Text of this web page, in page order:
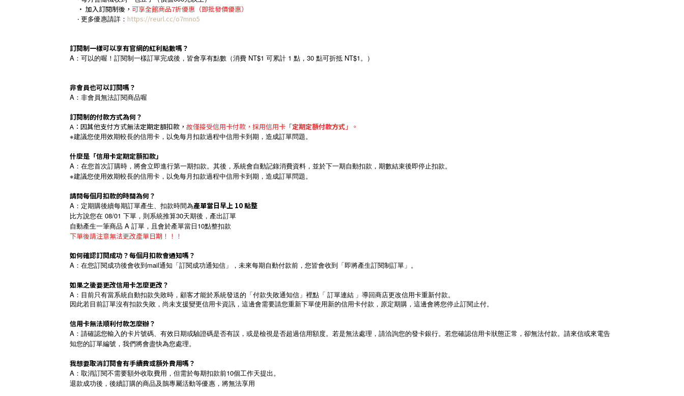
‧ 加入訂閱制後， 可享全館商品7折優惠（即批發價優惠）
‧ 更多優惠請詳： https://reurl.cc/o7mno5
訂閱制一樣可以享有官網的紅利點數嗎？
A：可以的喔！訂閱制一樣訂單完成後，皆會享有點數（消費 NT$1 可累計 1 點，30 點可折抵 NT$1。）
非會員也可以訂閱嗎？
A：非會員無法訂閱商品喔
訂閱制的付款方式為何？
A：因其他支付方式無法定期定額扣款， 故僅接受信用卡付款，採用信用卡「定期定額付款方式 」。
※建議您使用效期較長的信用卡，以免每月扣款過程中信用卡到期，造成訂單問題。
什麼是「信用卡定期定額扣款」
A：在您首次訂購時，將會立即進行第一期扣款。其後，系統會自動記錄消費資料，並於下一期自動扣款，期數結束後即停止扣款。
※建議您使用效期較長的信用卡，以免每月扣款過程中信用卡到期，造成訂單問題。
請問每個月扣款的時間為何？
A：定期購後續每期訂單產生、扣款時間為產單當日早上 10 點整
比方說您在 08/01 下單，則系統推算30天期後，產出訂單
自動產生一筆商品 A 訂單，且會於產單當日10點整扣款
下單後請注意無法更改產單日期！！！
如何確認訂閱成功？每個月扣款會通知嗎？
A：在您訂閱成功後會收到mail通知「訂閱成功通知信」，未來每期自動付款前，您皆會收到「即將產生訂閱制訂單」。
如果之後要更改信用卡怎麼更改？
A： 目前只有當系統自動扣款失敗時，顧客才能於系統發送的「付款失敗通知信」裡點「 訂單連結 」導回商店更改信用卡重新付款。
因此若目前訂單沒有扣款失敗，尚未支援變更信用卡資訊，這邊會需要請您重新下單使用新的信用卡付款，原定期購，這邊會將您停止訂閱止付。
信用卡無法順利付款怎麼辦？
A：請確認您輸入的卡片號碼、有效日期或驗證碼是否有誤，或是檢視是否超過信用額度。若是無法處理，請洽詢您的發卡銀行。若您確認信用卡狀態正常，卻無法付款。請來信或來電告
知您的訂單編號，我們將會盡快為您處理。
我想要取消訂閱會有手續費或額外費用嗎？
A：取消訂閱不需要額外收取費用，但需於每期扣款前10個工作天提出。
退款成功後，後續訂購的商品及鵲專屬活動等優惠，將無法享用